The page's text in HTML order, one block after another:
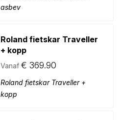
asbev
Roland fietskar Traveller
+ kopp
Vanaf € 369.90
Roland fietskar Traveller +
kopp